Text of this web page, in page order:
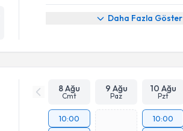
Daha Fazla Göster
8 Ağu
Cmt
9 Ağu
Paz
10 Ağu
Pzt
10:00
10:00